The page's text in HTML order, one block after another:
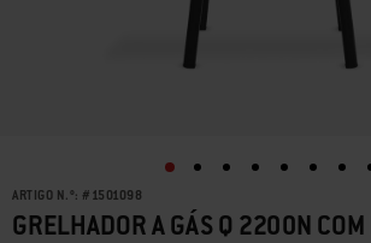
ARTIGO N.º: # 1501098
GRELHADOR A GÁS Q 2200N COM